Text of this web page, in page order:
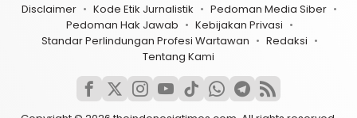
Disclaimer
Kode Etik Jurnalistik
Pedoman Media Siber
Pedoman Hak Jawab
Kebijakan Privasi
Standar Perlindungan Profesi Wartawan
Redaksi
Tentang Kami